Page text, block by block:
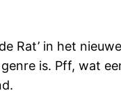
Rat’ in het
is. Pff, wat